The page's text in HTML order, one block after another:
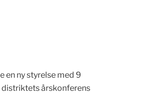
ny styrelse med 9
distriktets årskonferens